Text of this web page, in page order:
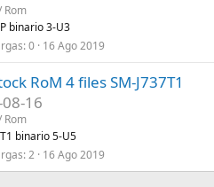
Rom
binario 3-U3
0 16 Ago 2019
RoM 4 files SM-J737T1
16
Rom
binario 5-U5
2 16 Ago 2019